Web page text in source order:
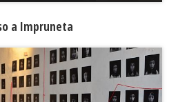
a Impruneta